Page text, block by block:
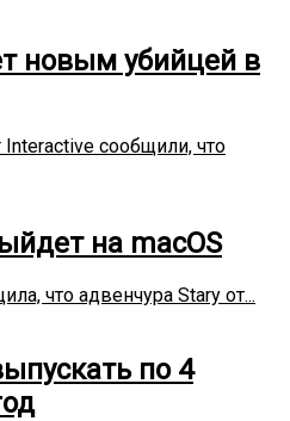
новым убийцей в
Interactive сообщили, что
на macOS
что адвенчура Stary от...
по 4